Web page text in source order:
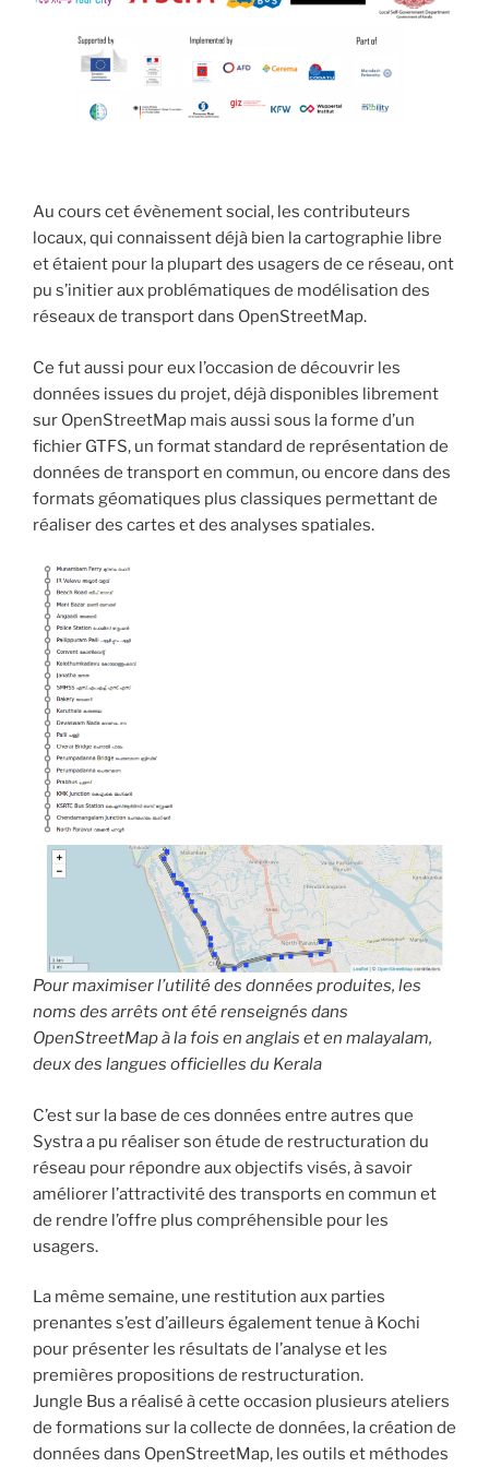
Au cours cet évènement social, les contributeurs
locaux, qui connaissent déjà bien la cartographie libre
et étaient pour la plupart des usagers de ce réseau, ont
pu s’initier aux problématiques de modélisation des
réseaux de transport dans OpenStreetMap.
Ce fut aussi pour eux l’occasion de découvrir les
données issues du projet, déjà disponibles librement
sur OpenStreetMap mais aussi sous la forme d’un
fichier GTFS, un format standard de représentation de
données de transport en commun, ou encore dans des
formats géomatiques plus classiques permettant de
réaliser des cartes et des analyses spatiales.
Pour maximiser l’utilité des données produites, les
noms des arrêts ont été renseignés dans
OpenStreetMap à la fois en anglais et en malayalam,
deux des langues officielles du Kerala
C’est sur la base de ces données entre autres que
Systra a pu réaliser son étude de restructuration du
réseau pour répondre aux objectifs visés, à savoir
améliorer l’attractivité des transports en commun et
de rendre l’offre plus compréhensible pour les
usagers.
La même semaine, une restitution aux parties
prenantes s’est d’ailleurs également tenue à Kochi
pour présenter les résultats de l’analyse et les
premières propositions de restructuration.
Jungle Bus a réalisé à cette occasion plusieurs ateliers
de formations sur la collecte de données, la création de
données dans OpenStreetMap, les outils et méthodes